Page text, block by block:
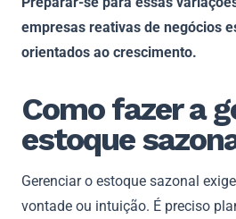
empresas reativas de negócios
orientados ao crescimento.
Como fazer a
estoque
Gerenciar o estoque sazonal
vontade ou intuição. É preciso